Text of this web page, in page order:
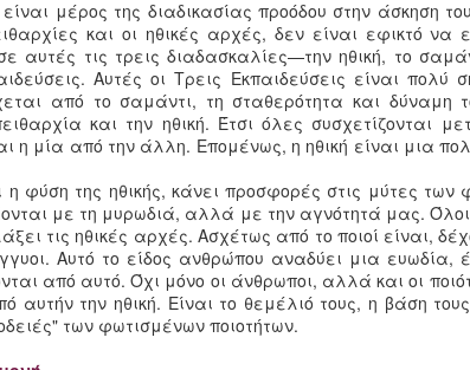
μέρος της διαδικασίας προόδου στην άσκηση
και οι ηθικές αρχές, δεν είναι εφικτό να
αυτές τις τρεις διαδασκαλίες—την ηθική, το
Αυτές οι Τρεις Εκπαιδεύσεις είναι πολύ
από το σαμάντι, τη σταθερότητα και δύναμη
και την ηθική. Έτσι όλες συσχετίζονται
η μία από την άλλη. Επομένως, η ηθική είναι μια
η φύση της ηθικής, κάνει προσφορές στις μύτες
με τη μυρωδιά, αλλά με την αγνότητά μας. Όλοι
τις ηθικές αρχές. Ασχέτως από το ποιοί είναι,
Αυτό το είδος ανθρώπου αναδύει μια
από αυτό. Όχι μόνο οι άνθρωποι, αλλά και οι
αυτήν την ηθική. Είναι το θεμέλιό τους, η βάση
των φωτισμένων ποιοτήτων.
Συμβουλές του μεγάλου Ινδού σοφού Παντάμπα Σάνγκυε προς τους Θιβετανούς μαθητές του από το Τίνγκρι, σχολιασμένες, από τον μεγάλο σύγχρονο Δάσκαλο, Ντίλγκο Κυέντσε Ρίνποτσε.
Our only refuge, the glorious Gyalwang Karmapa
Vajra Conqueror of the Hordes of Maras,
composed this vajra song to encourage his
disciples to practice the dharma:
I supplicate the three jewels of refuge.
Η γέννηση της σκέψης της φώτισης
Γκέντυν Ρίνποτσε
Η γέννηση της σκέψης της φώτισης
Θεμελιώδεις σκέψεις
Αν θέλουμε να ακολουθήσουμε ένα
πνευματικό μονοπάτι, θα πρέπει να μας
είναι ξεκάθαρο το γιατί χρειάζεται να το
ακολουθήσουμε, με πιο κίνητρο, που μας
You
The
the
guru.